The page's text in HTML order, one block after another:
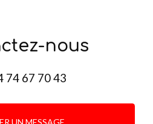
nous
74 67 70 43
UN MESSAGE